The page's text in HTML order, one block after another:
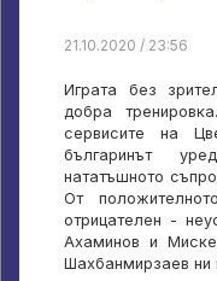
21.10.2020 / 23:56
Играта без
добра
сервисите на
българинът
нататъшното
От
отрицателен -
Ахаминов и
Шахбанмирзаев ни